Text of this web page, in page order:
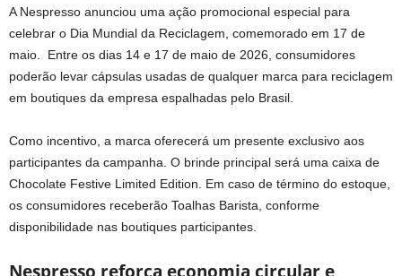
A Nespresso anunciou uma ação promocional especial para
celebrar o Dia Mundial da Reciclagem, comemorado em 17 de
maio. Entre os dias 14 e 17 de maio de 2026, consumidores
poderão levar cápsulas usadas de qualquer marca para reciclagem
em boutiques da empresa espalhadas pelo Brasil.
Como incentivo, a marca oferecerá um presente exclusivo aos
participantes da campanha. O brinde principal será uma caixa de
Chocolate Festive Limited Edition. Em caso de término do estoque,
os consumidores receberão Toalhas Barista, conforme
disponibilidade nas boutiques participantes.
Nespresso reforça economia circular e